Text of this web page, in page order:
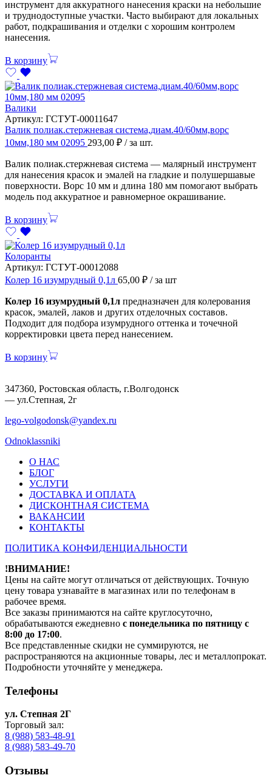
инструмент для аккуратного нанесения краски на небольшие
и труднодоступные участки. Часто выбирают для локальных
работ, подкрашивания и отделки с хорошим контролем
нанесения.
В корзину
Валики
Артикул: ГСТУТ-00011647
Валик полиак.стержневая система,диам.40/60мм,ворс
10мм,180 мм 02095 293,00 ₽ / за шт.
Валик полиак.стержневая система — малярный инструмент
для нанесения красок и эмалей на гладкие и полушершавые
поверхности. Ворс 10 мм и длина 180 мм помогают выбрать
модель под аккуратное и равномерное окрашивание.
В корзину
Колоранты
Артикул: ГСТУТ-00012088
Колер 16 изумрудный 0,1л 65,00 ₽ / за шт
Колер 16 изумрудный 0,1л предназначен для колерования
красок, эмалей, лаков и других отделочных составов.
Подходит для подбора изумрудного оттенка и точечной
корректировки цвета перед нанесением.
В корзину
347360, Ростовская область, г.Волгодонск
— ул.Степная, 2г
lego-volgodonsk@yandex.ru
Odnoklassniki
О НАС
БЛОГ
УСЛУГИ
ДОСТАВКА И ОПЛАТА
ДИСКОНТНАЯ СИСТЕМА
ВАКАНСИИ
КОНТАКТЫ
ПОЛИТИКА КОНФИДЕНЦИАЛЬНОСТИ
!ВНИМАНИЕ!
Цены на сайте могут отличаться от действующих. Точную
цену товара узнавайте в магазинах или по телефонам в
рабочее время.
Все заказы принимаются на сайте круглосуточно,
обрабатываются ежедневно с понедельника по пятницу с
8:00 до 17:00.
Все представленные скидки не суммируются, не
распространяются на акционные товары, лес и металлопрокат.
Подробности уточняйте у менеджера.
Телефоны
ул. Степная 2Г
Торговый зал:
8 (988) 583-48-91
8 (988) 583-49-70
Отзывы